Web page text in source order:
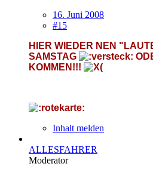
16. Juni 2008
#15
HIER WIEDER NEN
SAMSTAG
KOMMEN!!!
Inhalt melden
ALLESFAHRER
Moderator